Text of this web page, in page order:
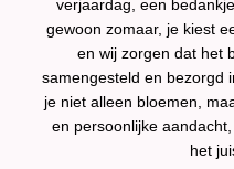
verjaardag, een
gewoon zomaar, je kiest
en wij zorgen dat het
samengesteld en bezorgd
je niet alleen bloemen,
en persoonlijke
het